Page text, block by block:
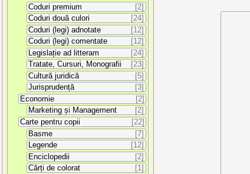
Coduri premium
[2]
Coduri două culori
[24]
Coduri (legi) adnotate
[12]
Coduri (legi) comentate
[12]
Legislație ad litteram
[24]
Tratate, Cursuri, Monografii
[23]
Cultură juridică
[5]
Jurisprudență
[3]
Economie
[2]
Marketing și Management
[2]
Carte pentru copii
[22]
Basme
[7]
Legende
[12]
Enciclopedii
[2]
Cărți de colorat
[1]